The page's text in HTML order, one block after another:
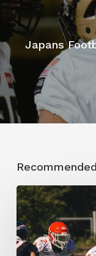
Japans
Potsdam
Royals
dominieren
auch